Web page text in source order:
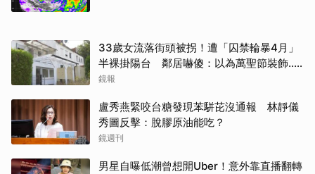
33歲女流落街頭被拐！遭「囚禁輪暴4月」
半裸掛陽台 鄰居嚇傻：以為萬聖節裝飾...
主謀竟與妻小同住
鏡報
盧秀燕緊咬台糖發現苯駢芘沒通報 林靜儀
秀圖反擊：脫膠原油能吃？
鏡週刊
男星自曝低潮曾想開Uber！意外靠直播翻轉